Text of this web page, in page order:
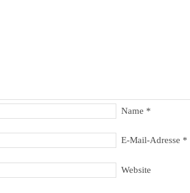
Name *
E-Mail-Adresse *
Website